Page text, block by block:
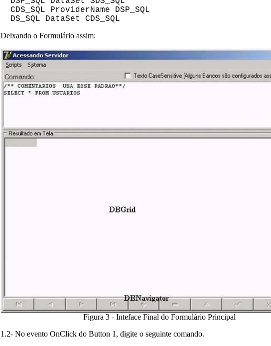
CDS_SQL ProviderName DSP_SQL
DS_SQL DataSet CDS_SQL
Deixando o Formulário assim:
Figura 3 - Inteface Final do Formulário Principal
1.2- No evento OnClick do Button 1, digite o seguinte comando.